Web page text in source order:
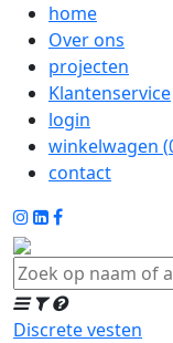
home
Over ons
projecten
Klantenservice
login
winkelwagen (
contact
Discrete vesten